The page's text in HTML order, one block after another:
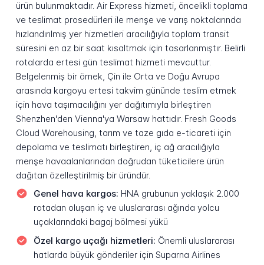
ürün bulunmaktadır. Air Express hizmeti, öncelikli toplama
ve teslimat prosedürleri ile menşe ve varış noktalarında
hızlandırılmış yer hizmetleri aracılığıyla toplam transit
süresini en az bir saat kısaltmak için tasarlanmıştır. Belirli
rotalarda ertesi gün teslimat hizmeti mevcuttur.
Belgelenmiş bir örnek, Çin ile Orta ve Doğu Avrupa
arasında kargoyu ertesi takvim gününde teslim etmek
için hava taşımacılığını yer dağıtımıyla birleştiren
Shenzhen'den Vienna'ya Warsaw hattıdır. Fresh Goods
Cloud Warehousing, tarım ve taze gıda e-ticareti için
depolama ve teslimatı birleştiren, iç ağ aracılığıyla
menşe havaalanlarından doğrudan tüketicilere ürün
dağıtan özelleştirilmiş bir üründür.
Genel hava kargos: HNA grubunun yaklaşık 2.000
rotadan oluşan iç ve uluslararası ağında yolcu
uçaklarındaki bagaj bölmesi yükü
Özel kargo uçağı hizmetleri: Önemli uluslararası
hatlarda büyük gönderiler için Suparna Airlines